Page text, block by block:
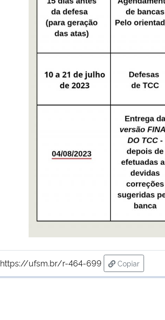
https://ufsm.br/r-464-699
Copiar
para área